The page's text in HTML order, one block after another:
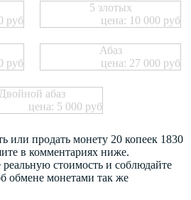
руб
5 злотых
цена: 10 000 руб
руб
Абаз
цена: 27 000 руб
Двойной абаз
цена: 5 000 руб
или продать монету 20 копеек 1830
в комментариях ниже.
стоимость и соблюдайте
обмене монетами так же